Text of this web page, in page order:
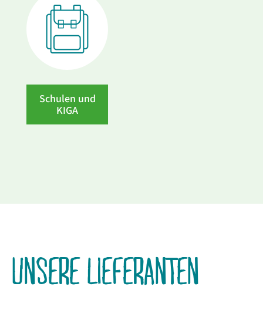
Schulen und
KIGA
UNSERE LIEFERANTEN